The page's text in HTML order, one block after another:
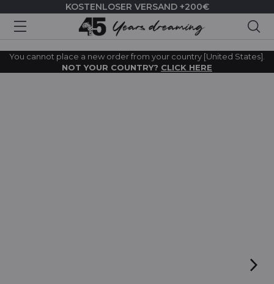
KOSTENLOSER VERSAND +200€
You cannot place a new order from your country [United States].
NOT YOUR COUNTRY? CLICK HERE